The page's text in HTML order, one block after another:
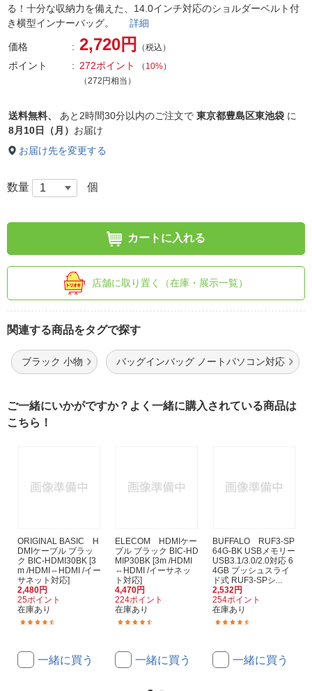
る！十分な収納力を備えた、14.0インチ対応のショルダーベルト付
き横型インナーバッグ。 詳細
価格 2,720円 （税込）
ポイント 272ポイント （ 10%）
（272円相当）
送料無料、 あと 2時間30分以内のご注文で 東京都豊島区東池袋 に
8月10日（月） お届け
お届け先を変更する
数量 個
カートに入れる
店舗に取り置く（在庫・展示一覧）
関連する商品をタグで探す
ブラック 小物 バッグインバッグ ノートパソコン対応
ご一緒にいかがですか？よく一緒に購入されている商品は
こちら！
ORIGINAL BASIC H
DMIケーブル ブラッ
ク BIC-HDMI30BK [3
m /HDMI⇔HDMI /イー
サネット対応]
2,480円
25ポイント
在庫あり
一緒に買う
ELECOM HDMIケー
ブル ブラック BIC-HD
MIP30BK [3m /HDMI
⇔HDMI /イーサネッ
ト対応]
4,470円
224ポイント
在庫あり
一緒に買う
BUFFALO RUF3-SP
64G-BK USBメモリー
USB3.1/3.0/2.0対応 6
4GB プッシュスライ
ド式 RUF3-SPシ...
2,532円
254ポイント
在庫あり
一緒に買う